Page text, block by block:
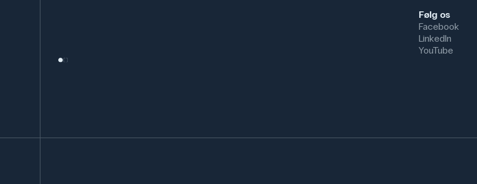
Følg os
Facebook
LinkedIn
YouTube